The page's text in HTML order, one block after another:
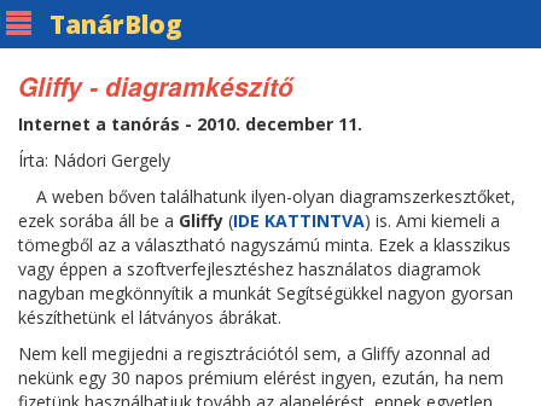
TanárBlog
Gliffy - diagramkészítő
Internet a tanórás - 2010. december 11.
Írta: Nádori Gergely
A weben bőven találhatunk ilyen-olyan diagramszerkesztőket,
ezek sorába áll be a Gliffy (IDE KATTINTVA) is. Ami kiemeli a
tömegből az a választható nagyszámú minta. Ezek a klasszikus
vagy éppen a szoftverfejlesztéshez használatos diagramok
nagyban megkönnyítik a munkát Segítségükkel nagyon gyorsan
készíthetünk el látványos ábrákat.
Nem kell megijedni a regisztrációtól sem, a Gliffy azonnal ad
nekünk egy 30 napos prémium elérést ingyen, ezután, ha nem